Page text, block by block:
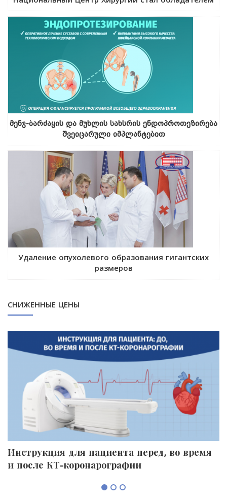
მენჯ-ბარძაყის და მუხლის სახსრის ენდოპროთეზირება
შვეიცარული იმპლანტებით
Удаление опухолевого образования гигантских
размеров
СНИЖЕННЫЕ ЦЕНЫ
Инструкция для пациента перед, во время
и после КТ-коронарографии